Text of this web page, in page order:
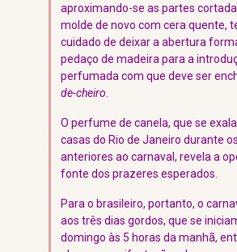
aproximando-se as partes
molde de novo com cera quente,
cuidado de deixar a abertura
pedaço de madeira para a
perfumada com que deve ser
de-cheiro
O perfume de canela, que se
casas do Rio de Janeiro durante
anteriores ao carnaval, revela a
fonte dos prazeres esperados.
Para o brasileiro, portanto, o
aos três dias gordos, que se
domingo às 5 horas da manhã,